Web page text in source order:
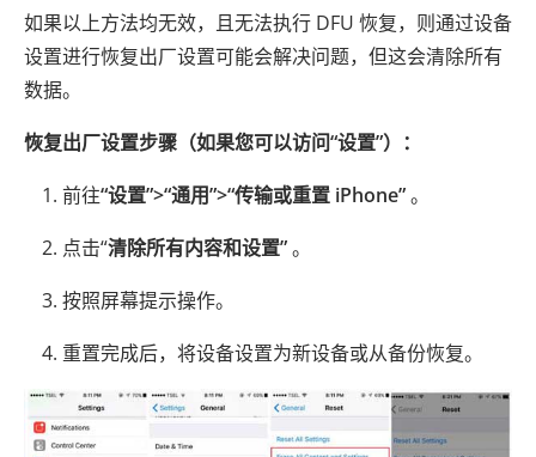
如果以上方法均无效，且无法执行 DFU 恢复，则通过设备
设置进行恢复出厂设置可能会解决问题，但这会清除所有
数据。
恢复出厂设置步骤（如果您可以访问“设置”）：
前往“设置”>“通用”>“传输或重置 iPhone”。
点击“清除所有内容和设置”。
按照屏幕提示操作。
重置完成后，将设备设置为新设备或从备份恢复。